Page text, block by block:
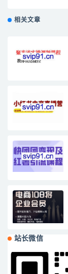
相关文章
站长微信